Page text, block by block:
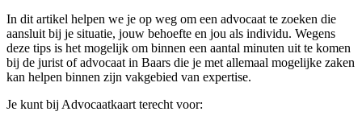
In dit artikel helpen we je op weg om een advocaat te zoeken die
aansluit bij je situatie, jouw behoefte en jou als individu. Wegens
deze tips is het mogelijk om binnen een aantal minuten uit te komen
bij de jurist of advocaat in Baars die je met allemaal mogelijke zaken
kan helpen binnen zijn vakgebied van expertise.
Je kunt bij Advocaatkaart terecht voor: